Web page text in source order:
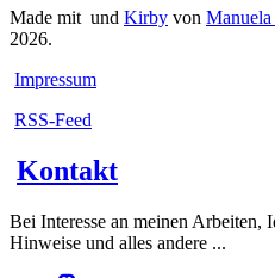
Made mit und Kirby von
2026.
Impressum
RSS-Feed
Kontakt
Bei Interesse an meinen Arbeiten,
Hinweise und alles andere ...